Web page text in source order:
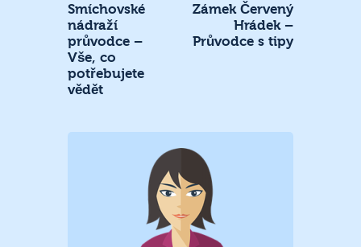
Smíchovské
nádraží
průvodce –
Vše, co
potřebujete
vědět
Zámek Červený
Hrádek –
Průvodce s tipy